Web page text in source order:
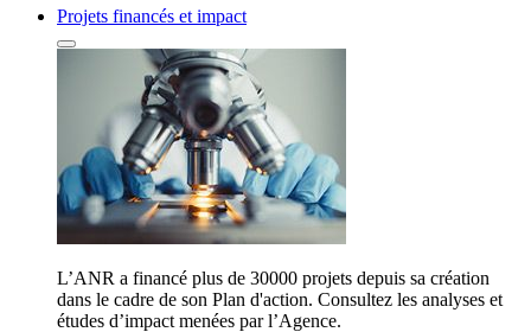
Projets financés et impact
L’ANR a financé plus de 30000 projets depuis sa création
dans le cadre de son Plan d'action. Consultez les analyses et
études d’impact menées par l’Agence.